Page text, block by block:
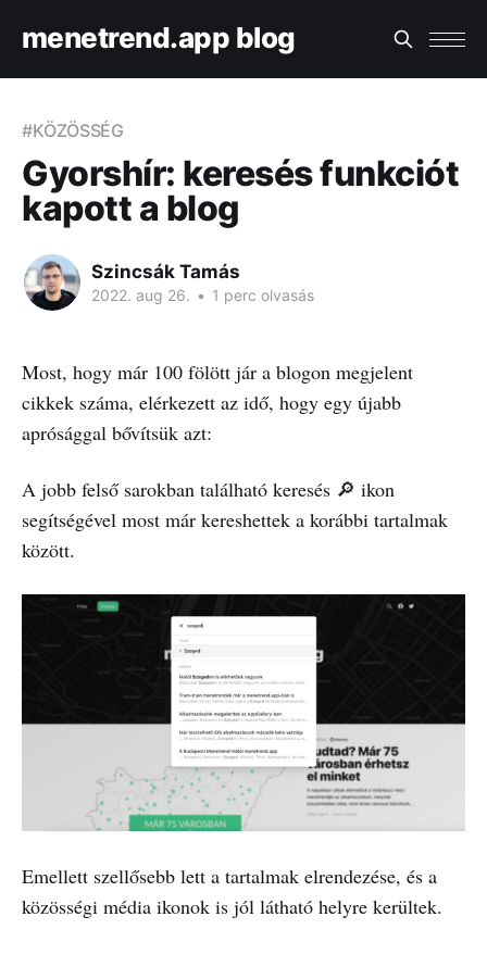
menetrend.app blog
#KÖZÖSSÉG
Gyorshír: keresés funkciót
kapott a blog
Szincsák Tamás
2022. aug 26. • 1 perc olvasás
Most, hogy már 100 fölött jár a blogon megjelent
cikkek száma, elérkezett az idő, hogy egy újabb
aprósággal bővítsük azt:
A jobb felső sarokban található keresés 🔎 ikon
segítségével most már kereshettek a korábbi tartalmak
között.
Emellett szellősebb lett a tartalmak elrendezése, és a
közösségi média ikonok is jól látható helyre kerültek.